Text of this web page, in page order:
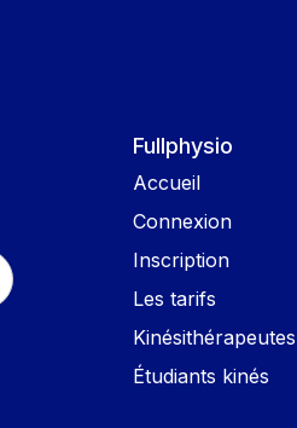
Fullphysio
Accueil
Connexion
Inscription
Les tarifs
Kinésithérapeutes
Étudiants kinés